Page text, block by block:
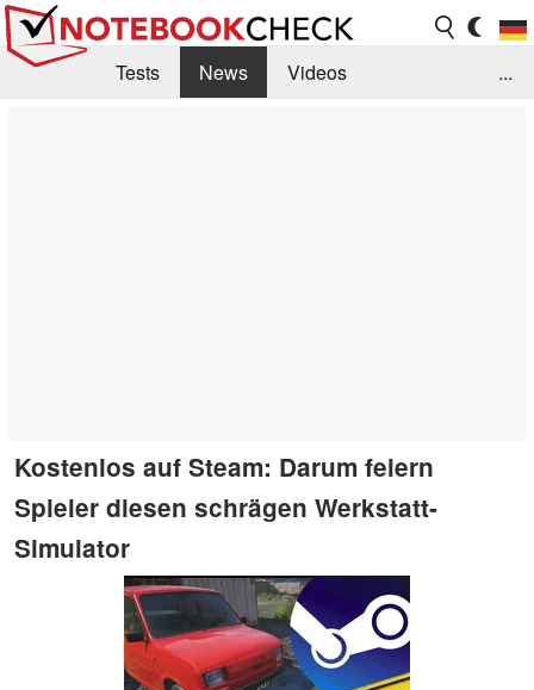
Tests News
Videos
...
Kostenlos auf Steam: Darum feiern
Spieler diesen schrägen Werkstatt-
Simulator